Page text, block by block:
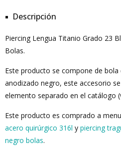
Descripción
Piercing Lengua Titanio Grado 23
Bolas.
Este producto se compone de
anodizado negro, este accesorio
elemento separado en el catálogo
Este producto es comprado a
acero quirúrgico 316l y piercing
negro bolas.